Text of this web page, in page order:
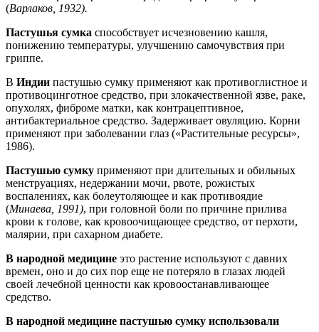
(Варлаков, 1932).
Пастушья сумка способствует исчезновению кашля,
понижению температуры, улучшению самочувствия при
гриппе.
В Индии пастушью сумку применяют как противоглистное и
противоцинготное средство, при злокачественной язве, раке,
опухолях, фиброме матки, как контрацептивное,
антибактериальное средство. Задерживает овуляцию. Корни
применяют при заболевании глаз («Растительные ресурсы»,
1986).
Пастушью сумку применяют при длительных и обильных
менструациях, недержании мочи, рвоте, рожистых
воспалениях, как болеутоляющее и как противоядие
(Минаева, 1991), при головной боли по причине прилива
крови к голове, как кровоочищающее средство, от перхоти,
малярии, при сахарном диабете.
В народной медицине это растение используют с давних
времен, оно и до сих пор еще не потеряло в глазах людей
своей лечебной ценности как кровоостанавливающее
средство.
В народной медицине пастушью сумку использовали